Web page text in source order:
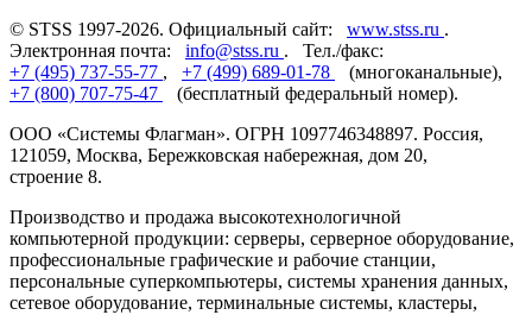
© STSS 1997-2026. Официальный сайт: www.stss.ru .
Электронная почта: info@stss.ru . Тел./факс:
+7 (495) 737-55-77 , +7 (499) 689-01-78
(многоканальные),
+7 (800) 707-75-47
(бесплатный федеральный номер).
ООО «Системы Флагман». ОГРН 1097746348897. Россия,
121059, Москва, Бережковская набережная, дом 20,
строение 8.
Производство и продажа высокотехнологичной
компьютерной продукции: серверы, серверное оборудование,
профессиональные графические и рабочие станции,
персональные суперкомпьютеры, системы хранения данных,
сетевое оборудование, терминальные системы, кластеры,